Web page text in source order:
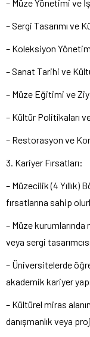
– Müze Yönetimi ve
– Sergi Tasarımı ve
– Koleksiyon
– Sanat Tarihi ve
– Müze Eğitimi ve
– Kültür Politikaları
– Restorasyon ve
3. Kariyer Fırsatları:
– Müzecilik (4 Yıllık)
fırsatlarına sahip
– Müze
veya sergi
– Üniversitelerde
akademik kariyer
– Kültürel miras
danışmanlık veya